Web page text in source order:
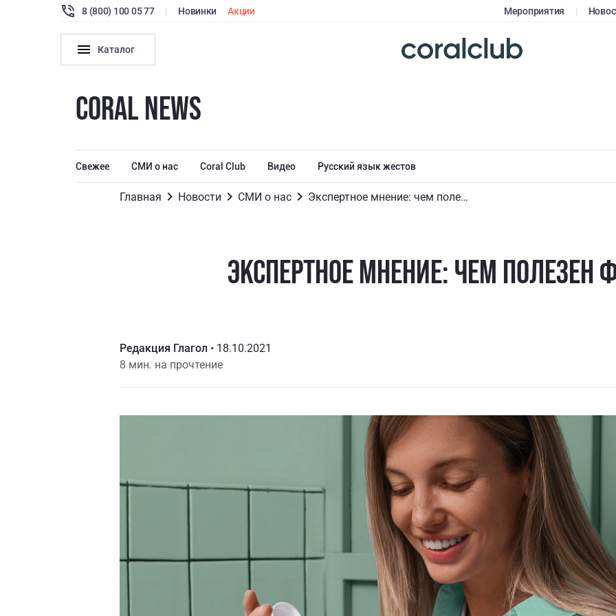
8 (800) 100 05 77 | Новинки Акции Мероприятия |
Каталог
CORAL NEWS
Свежее СМИ о нас Coral Club Видео Русский язык жестов
Главная Новости СМИ о нас Экспертное мнение: чем полезен фенхель
ЭКСПЕРТНОЕ МНЕНИЕ: ЧЕМ ПОЛЕЗЕН
Редакция Глагол • 18.10.2021
8 мин. на прочтение